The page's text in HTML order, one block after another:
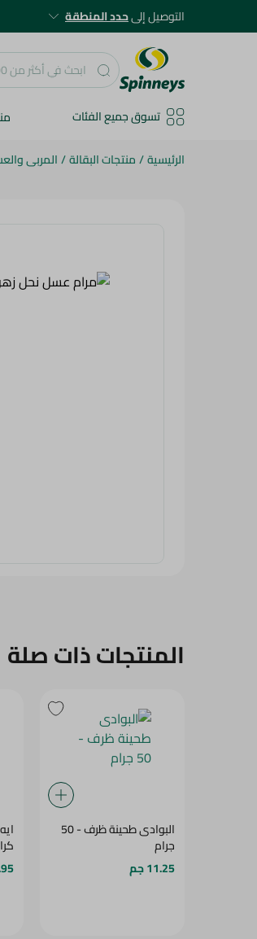
التوصيل إلىحدد المنطقة
تسوق جميع الفئات
الرئيسية/منتجات البقالة/المربى
المنتجات ذات صلة
البوادى طحينة ظرف - 50
جرام
11.25 جم